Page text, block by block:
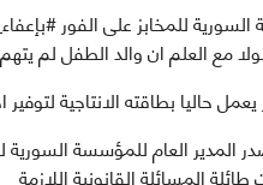
للمخابز على الفور
مع العلم ان والد الطفل لم
حاليا بطاقته الانتاجية
المدير العام للمؤسسة
المسائلة القانونية اللازمة